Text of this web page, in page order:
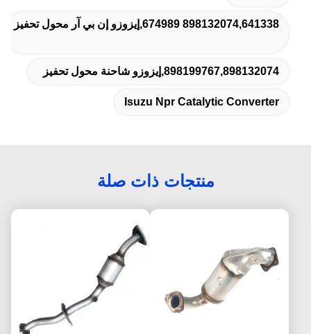
898132074,641338 674989,إيزوزو إن بي آر محول تحفيز
898199767,898132074,إيزوزو شاحنة محول تحفيز
Isuzu Npr Catalytic Converter
منتجات ذات صلة